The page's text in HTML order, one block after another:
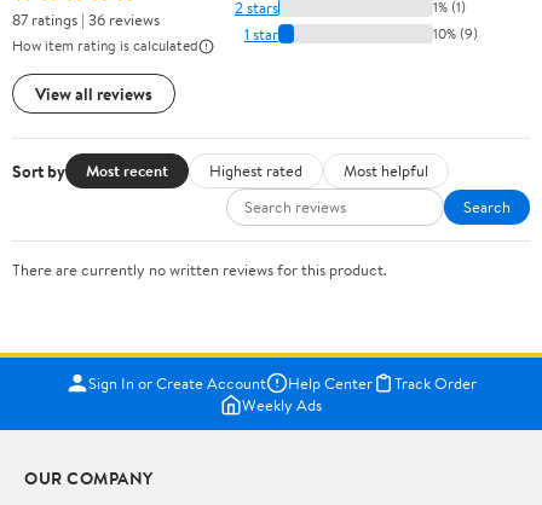
87 ratings | 36 reviews
How item rating is calculated
View all reviews
2 stars 1% (1)
1 star 10% (9)
Sort by Most recent Highest rated
Most helpful
Search
There are currently no written reviews for this product.
Sign In or Create Account Help Center
Track Order
Weekly Ads
OUR COMPANY